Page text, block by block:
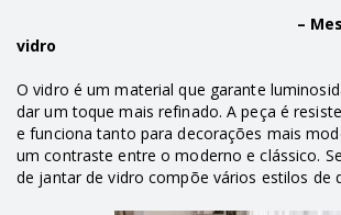
–
vidro
O vidro é um material que garante
dar um toque mais refinado. A peça é
e funciona tanto para decorações mais
um contraste entre o moderno e clássico.
de jantar de vidro compõe vários estilos de